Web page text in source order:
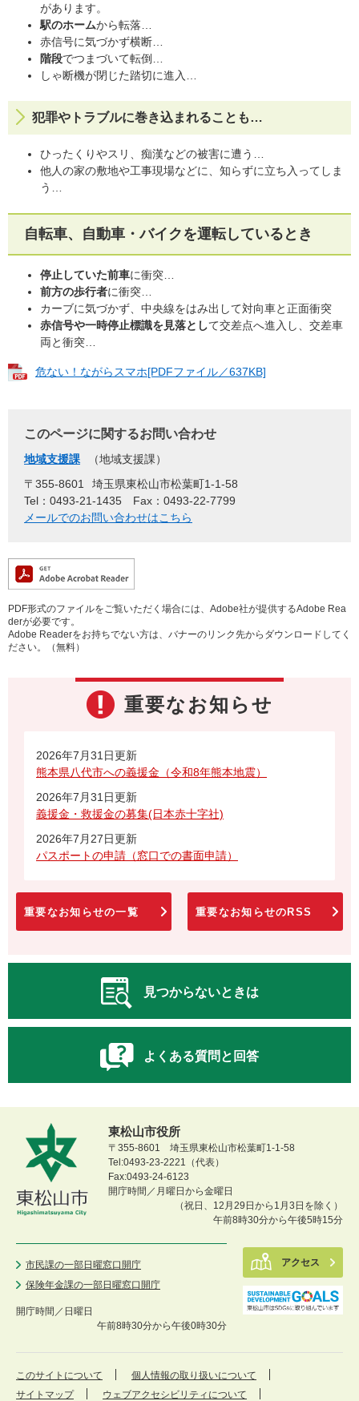
があります。
駅のホームから転落…
赤信号に気づかず横断…
階段でつまづいて転倒…
しゃ断機が閉じた踏切に進入…
犯罪やトラブルに巻き込まれることも…
ひったくりやスリ、痴漢などの被害に遭う…
他人の家の敷地や工事現場などに、知らずに立ち入ってしま
う…
自転車、自動車・バイクを運転しているとき
停止していた前車に衝突…
前方の歩行者に衝突…
カーブに気づかず、中央線をはみ出して対向車と正面衝突
赤信号や一時停止標識を見落として交差点へ進入し、交差車
両と衝突…
危ない！ながらスマホ[PDFファイル／637KB]
このページに関するお問い合わせ
地域支援課
地域支援課
〒355-8601
埼玉県東松山市松葉町1-1-58
Tel：0493-21-1435
Fax：0493-22-7799
メールでのお問い合わせはこちら
PDF形式のファイルをご覧いただく場合には、Adobe社が提供するAdobe Rea
derが必要です。
Adobe Readerをお持ちでない方は、バナーのリンク先からダウンロードしてく
ださい。（無料）
重要なお知らせ
2026年7月31日更新
熊本県八代市への義援金（令和8年熊本地震）
2026年7月31日更新
義援金・救援金の募集(日本赤十字社)
2026年7月27日更新
パスポートの申請（窓口での書面申請）
重要なお知らせの一覧 重要なお知らせのRSS
見つからないときは
よくある質問と回答
東松山市役所
〒355-8601 埼玉県東松山市松葉町1-1-58
Tel:0493-23-2221（代表）
Fax:0493-24-6123
開庁時間／月曜日から金曜日
（祝日、12月29日から1月3日を除く）
午前8時30分から午後5時15分
市民課の一部日曜窓口開庁
保険年金課の一部日曜窓口開庁
開庁時間／ 日曜日
午前8時30分から午後0時30分
アクセス
このサイトについて
個人情報の取り扱いについて
サイトマップ
ウェブアクセシビリティについて